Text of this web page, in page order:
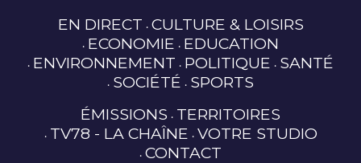
EN DIRECT CULTURE & LOISIRS
ECONOMIE EDUCATION
ENVIRONNEMENT POLITIQUE SANTÉ
SOCIÉTÉ SPORTS
ÉMISSIONS TERRITOIRES
TV78 - LA CHAÎNE VOTRE STUDIO
CONTACT